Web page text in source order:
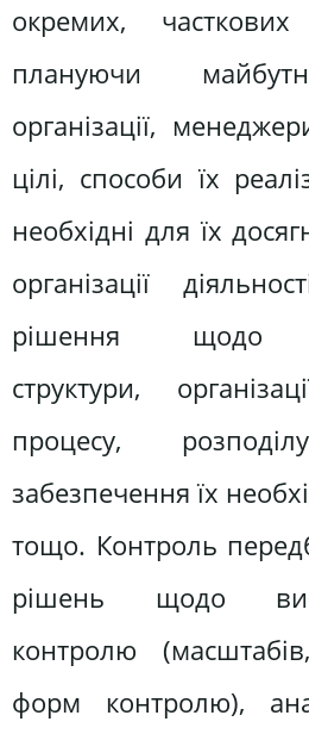
окремих,
плануючи
організації,
цілі, способи їх
необхідні для їх
організації
рішення щодо
структури,
процесу,
забезпечення їх
тощо. Контроль
рішень щодо
контролю
форм контролю),